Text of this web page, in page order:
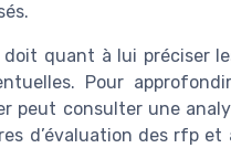
quant à lui préciser
Pour
peut consulter une
d’évaluation des rfp